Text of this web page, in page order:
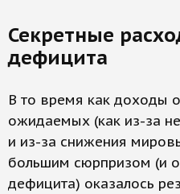
Секретные
дефицита
В то время как доходы
ожидаемых (как из-за
и из-за снижения
большим сюрпризом (и
дефицита) оказалось